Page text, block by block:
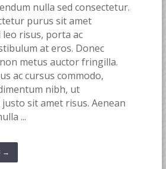
nulla sed consectetur.
purus sit amet
risus, porta ac
at eros. Donec
metus auctor fringilla.
ac cursus commodo,
nibh, ut
sit amet risus. Aenean
...
→